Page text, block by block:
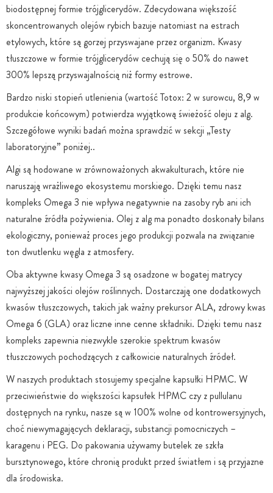
biodostępnej formie trójglicerydów. Zdecydowana większość
skoncentrowanych olejów rybich bazuje natomiast na estrach
etylowych, które są gorzej przyswajane przez organizm. Kwasy
tłuszczowe w formie trójglicerydów cechują się o 50% do nawet
300% lepszą przyswajalnością niż formy estrowe.
Bardzo niski stopień utlenienia (wartość Totox: 2 w surowcu, 8,9 w
produkcie końcowym) potwierdza wyjątkową świeżość oleju z alg.
Szczegółowe wyniki badań można sprawdzić w sekcji „Testy
laboratoryjne” poniżej..
Algi są hodowane w zrównoważonych akwakulturach, które nie
naruszają wrażliwego ekosystemu morskiego. Dzięki temu nasz
kompleks Omega 3 nie wpływa negatywnie na zasoby ryb ani ich
naturalne źródła pożywienia. Olej z alg ma ponadto doskonały bilans
ekologiczny, ponieważ proces jego produkcji pozwala na związanie
ton dwutlenku węgla z atmosfery.
Oba aktywne kwasy Omega 3 są osadzone w bogatej matrycy
najwyższej jakości olejów roślinnych. Dostarczają one dodatkowych
kwasów tłuszczowych, takich jak ważny prekursor ALA, zdrowy kwas
Omega 6 (GLA) oraz liczne inne cenne składniki. Dzięki temu nasz
kompleks zapewnia niezwykle szerokie spektrum kwasów
tłuszczowych pochodzących z całkowicie naturalnych źródeł.
W naszych produktach stosujemy specjalne kapsułki HPMC. W
przeciwieństwie do większości kapsułek HPMC czy z pullulanu
dostępnych na rynku, nasze są w 100% wolne od kontrowersyjnych,
choć niewymagających deklaracji, substancji pomocniczych –
karagenu i PEG. Do pakowania używamy butelek ze szkła
bursztynowego, które chronią produkt przed światłem i są przyjazne
dla środowiska.